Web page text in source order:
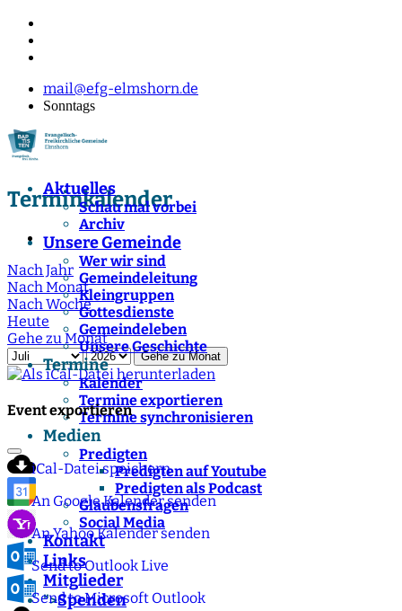
mail@efg-elmshorn.de
Sonntags
Aktuelles
Schau mal vorbei
Archiv
Unsere Gemeinde
Wer wir sind
Gemeindeleitung
Kleingruppen
Gottesdienste
Gemeindeleben
Unsere Geschichte
Termine
Kalender
Termine exportieren
Termine synchronisieren
Medien
Predigten
Predigten auf Youtube
Predigten als Podcast
Glaubensfragen
Social Media
Kontakt
Links
Mitglieder
">Spenden
Terminkalender
Nach Jahr
Nach Monat
Nach Woche
Heute
Gehe zu Monat
Gehe zu Monat
Event exportieren
iCal-Datei speichern
An Google Kalender senden
An Yahoo Kalender senden
Send to Outlook Live
Send to Microsoft Outlook